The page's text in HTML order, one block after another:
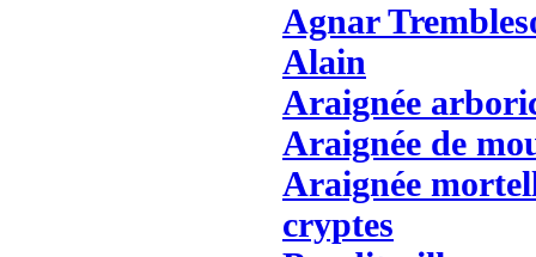
Agnar
Alain
Araignée
Araignée de
Araignée
cryptes